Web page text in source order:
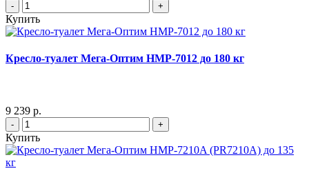
- +
Купить
Кресло-туалет Мега-Оптим HMP-7012 до 180 кг
9 239 р.
- +
Купить